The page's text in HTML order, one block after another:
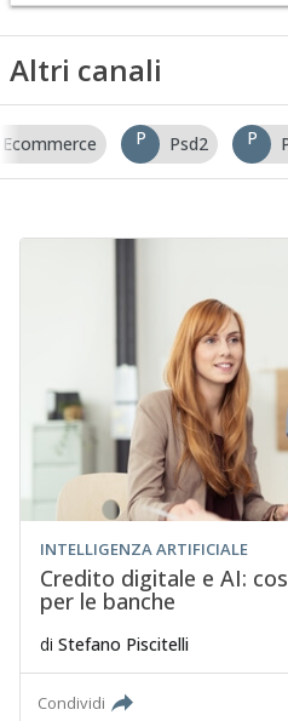
Altri canali
Ecommerce P Psd2 P
INTELLIGENZA ARTIFICIALE
Credito digitale e AI:
per le banche
di Stefano Piscitelli
Condividi